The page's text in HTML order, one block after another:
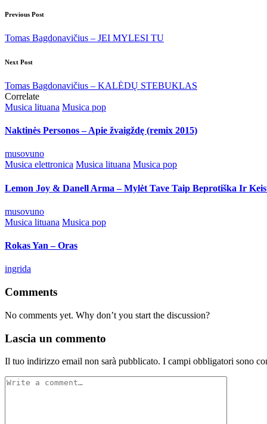
Post
navigation
Previous Post
Tomas Bagdonavičius – JEI MYLESI TU
Next Post
Tomas Bagdonavičius – KALĖDŲ STEBUKLAS
Correlate
Posted
Musica lituana Musica pop
Naktinės Personos – Apie žvaigždę (remix 2015)
Posted
by
musovuno
Posted
Musica elettronica Musica lituana Musica pop
Lemon Joy & Danell Arma – Mylėt Tave Taip Beprotiška Ir
Posted
by
musovuno
Posted
Musica lituana Musica pop
Rokas Yan – Oras
Posted
ingrida
Comments
No comments yet. Why don’t you start the discussion?
Lascia un commento
Il tuo indirizzo email non sarà pubblicato. I campi obbligatori sono